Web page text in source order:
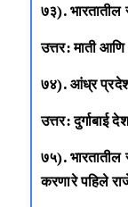
७३). भारतातील
उत्तर: माती
७४). आंध्र
उत्तर: दुर्गाबाई
७५). भारतातील
करणारे पहिले